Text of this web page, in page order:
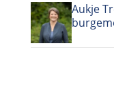
Aukje